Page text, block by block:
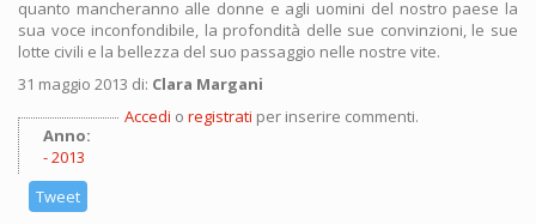
quanto mancheranno alle donne e agli uomini del nostro paese la
sua voce inconfondibile, la profondità delle sue convinzioni, le sue
lotte civili e la bellezza del suo passaggio nelle nostre vite.
31 maggio 2013 di: Clara Margani
Anno:
2013
Accedi o registrati per inserire commenti.
Tweet